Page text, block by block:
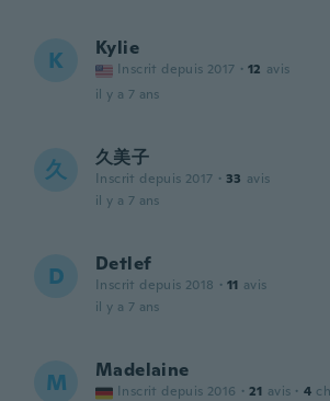
K Kylie
Inscrit depuis 2017 · 12 avis
il y a 7 ans
久 久美子
Inscrit depuis 2017 · 33 avis
il y a 7 ans
D Detlef
Inscrit depuis 2018 · 11 avis
il y a 7 ans
M Madelaine
Inscrit depuis 2016 · 21 avis · 4